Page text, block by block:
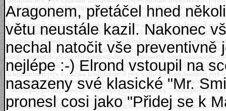
Aragonem, přetáčel hned
větu neustále kazil. Nakonec
nechal natočit vše preventivně
nejlépe :-) Elrond vstoupil na
nasazeny své klasické "Mr.
pronesl cosi jako "Přidej se k